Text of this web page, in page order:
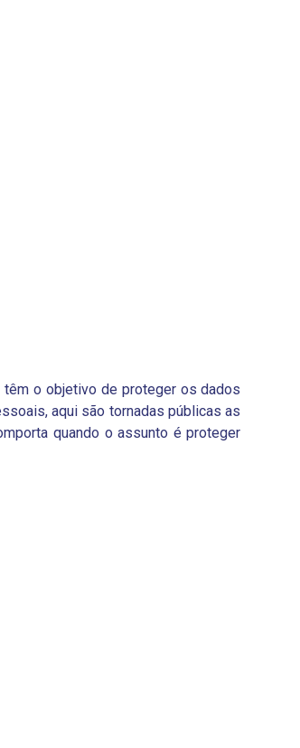
o objetivo de proteger os dados
aqui são tornadas públicas as
quando o assunto é proteger